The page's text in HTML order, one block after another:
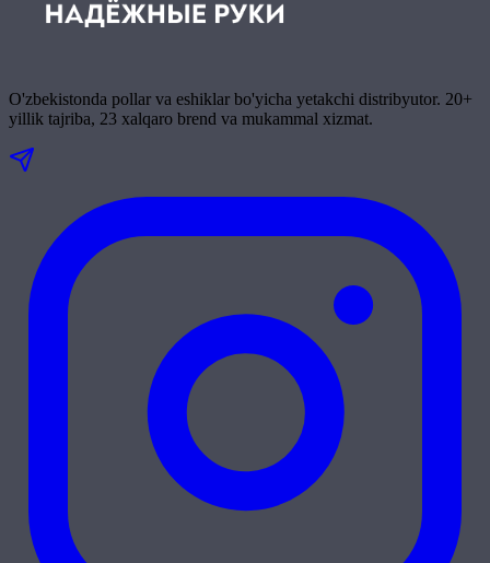
O'zbekistonda pollar va eshiklar bo'yicha yetakchi distribyutor. 20+
yillik tajriba, 23 xalqaro brend va mukammal xizmat.